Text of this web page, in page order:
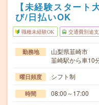
【未経験スタート
び/日払いOK
職種未経験OK 交通費別途
勤務地
山梨県韮崎市
韮崎駅から車10
曜日頻度 シフト制
時間 08:00～17:00